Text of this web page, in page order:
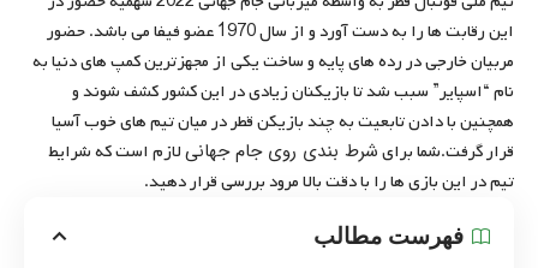
این رقابت ها را به دست آورد و از سال 1970 عضو فیفا می باشد. حضور
مربیان خارجی در رده های پایه و ساخت یکی از مجهزترین کمپ های دنیا به
نام “اسپایر” سبب شد تا بازیکنان زیادی در این کشور کشف شوند و
همچنین با دادن تابعیت به چند بازیکن قطر در میان تیم های خوب آسیا
قرار گرفت.شما برایشرط بندی روی جام جهانیلازم است که شرایط
تیم در این بازی ها را با دقت بالا مرود بررسی قرار دهید.
فهرست مطالب